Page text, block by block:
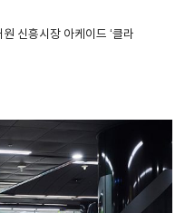
신흥시장 아케이드 ‘클라